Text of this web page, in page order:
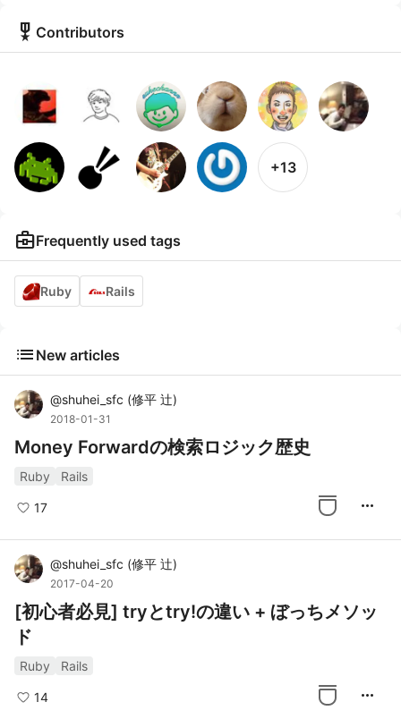
military_tech Contributors
+13
business_centerFrequently used tags
Ruby Rails
list New articles
@shuhei_sfc (修平 辻)
2018-01-31
Money Forwardの検索ロジック歴史
Ruby Rails
17 more_horiz
@shuhei_sfc (修平 辻)
2017-04-20
[初心者必見] tryとtry!の違い + ぼっちメソッ
ド
Ruby Rails
14 more_horiz